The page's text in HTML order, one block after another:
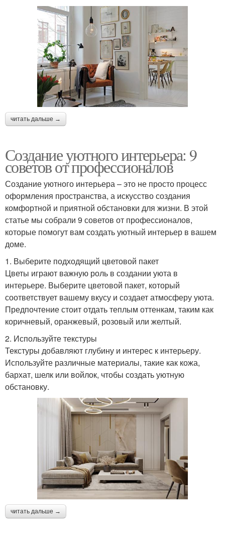
читать дальше →
Создание уютного интерьера: 9
советов от профессионалов
Создание уютного интерьера – это не просто процесс
оформления пространства, а искусство создания
комфортной и приятной обстановки для жизни. В этой
статье мы собрали 9 советов от профессионалов,
которые помогут вам создать уютный интерьер в вашем
доме.
1. Выберите подходящий цветовой пакет
Цветы играют важную роль в создании уюта в
интерьере. Выберите цветовой пакет, который
соответствует вашему вкусу и создает атмосферу уюта.
Предпочтение стоит отдать теплым оттенкам, таким как
коричневый, оранжевый, розовый или желтый.
2. Используйте текстуры
Текстуры добавляют глубину и интерес к интерьеру.
Используйте различные материалы, такие как кожа,
бархат, шелк или войлок, чтобы создать уютную
обстановку.
читать дальше →